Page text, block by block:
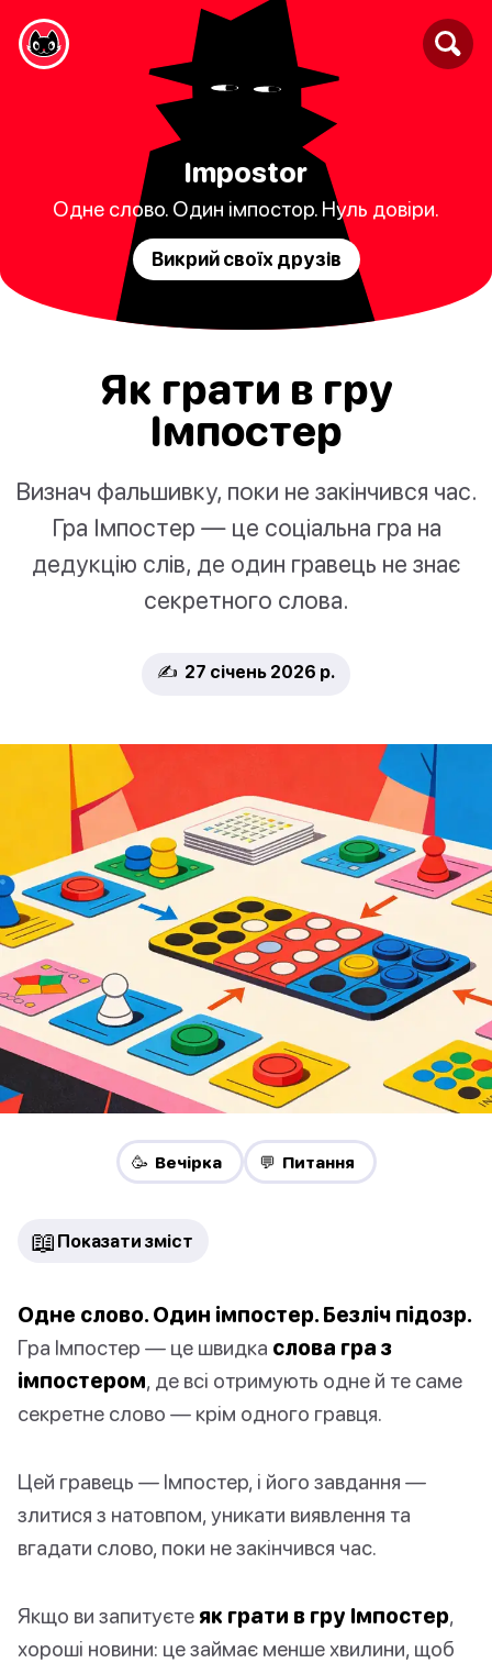
Impostor
Одне слово. Один імпостор. Нуль довіри.
Викрий своїх друзів
Як грати в гру
Імпостер
Визнач фальшивку, поки не закінчився час.
Гра Імпостер — це соціальна гра на
дедукцію слів, де один гравець не знає
секретного слова.
✍️ 27 січень 2026 р.
🥳 Вечірка 💬 Питання
📖 Показати зміст
Одне слово. Один імпостер. Безліч підозр.
Гра Імпостер — це швидка слова гра з
імпостером, де всі отримують одне й те саме
секретне слово — крім одного гравця.
Цей гравець — Імпостер, і його завдання —
злитися з натовпом, уникати виявлення та
вгадати слово, поки не закінчився час.
Якщо ви запитуєте як грати в гру Імпостер,
хороші новини: це займає менше хвилини, щоб